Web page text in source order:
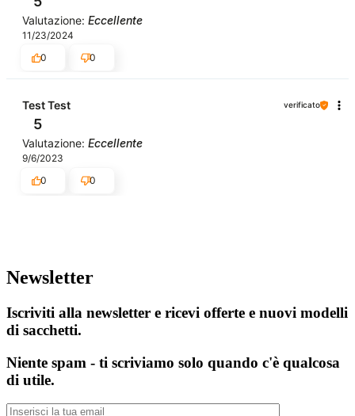
Valutazione: Eccellente
11/23/2024
0
0
Test Test verificato
5
Valutazione: Eccellente
9/6/2023
0
0
Newsletter
Iscriviti alla newsletter e ricevi offerte e nuovi modelli
di sacchetti.
Niente spam - ti scriviamo solo quando c'è qualcosa
di utile.